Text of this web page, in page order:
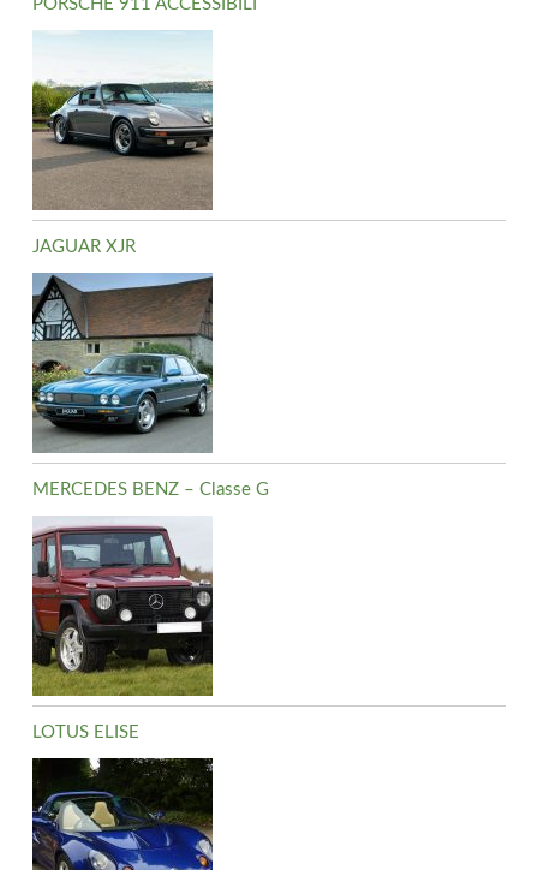
PORSCHE 911 ACCESSIBILI
JAGUAR XJR
MERCEDES BENZ – Classe G
LOTUS ELISE